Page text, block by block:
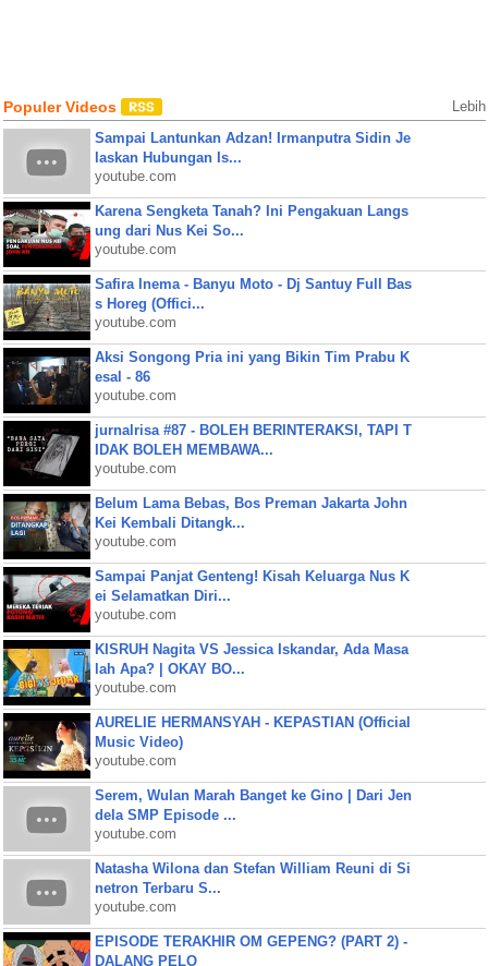
Populer Videos Lebih
Sampai Lantunkan Adzan! Irmanputra Sidin Je
laskan Hubungan Is...
youtube.com
Karena Sengketa Tanah? Ini Pengakuan Langs
ung dari Nus Kei So...
youtube.com
Safira Inema - Banyu Moto - Dj Santuy Full Bas
s Horeg (Offici...
youtube.com
Aksi Songong Pria ini yang Bikin Tim Prabu K
esal - 86
youtube.com
jurnalrisa #87 - BOLEH BERINTERAKSI, TAPI T
IDAK BOLEH MEMBAWA...
youtube.com
Belum Lama Bebas, Bos Preman Jakarta John
Kei Kembali Ditangk...
youtube.com
Sampai Panjat Genteng! Kisah Keluarga Nus K
ei Selamatkan Diri...
youtube.com
KISRUH Nagita VS Jessica Iskandar, Ada Masa
lah Apa? | OKAY BO...
youtube.com
AURELIE HERMANSYAH - KEPASTIAN (Official
Music Video)
youtube.com
Serem, Wulan Marah Banget ke Gino | Dari Jen
dela SMP Episode ...
youtube.com
Natasha Wilona dan Stefan William Reuni di Si
netron Terbaru S...
youtube.com
EPISODE TERAKHIR OM GEPENG? (PART 2) -
DALANG PELO